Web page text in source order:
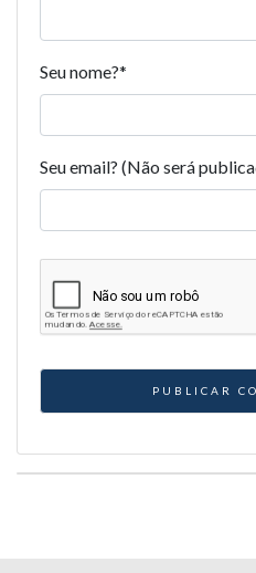
Seu nome?*
Seu email? (Não será